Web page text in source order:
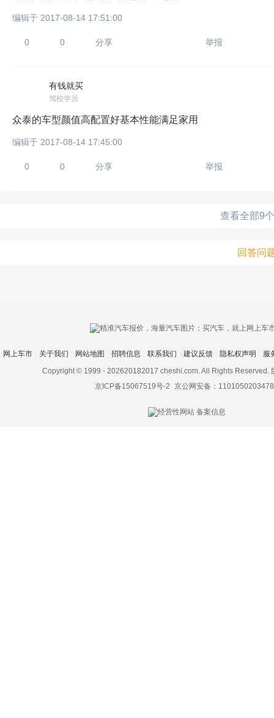
编辑于 2017-08-14 17:51:00
0 0 分享 举报
有钱就买
驾校学员
众泰的车型颜值高配置好基本性能满足家用
编辑于 2017-08-14 17:45:00
0 0 分享 举报
查看全部9
回答问
网上车市 关于我们 网站地图 招聘信息 联系我们 建议反馈 隐私权声明
服
Copyright © 1999 - 202620182017 cheshi.com. All Rights Reserved.
京ICP备15067519号-2 京公网安备：